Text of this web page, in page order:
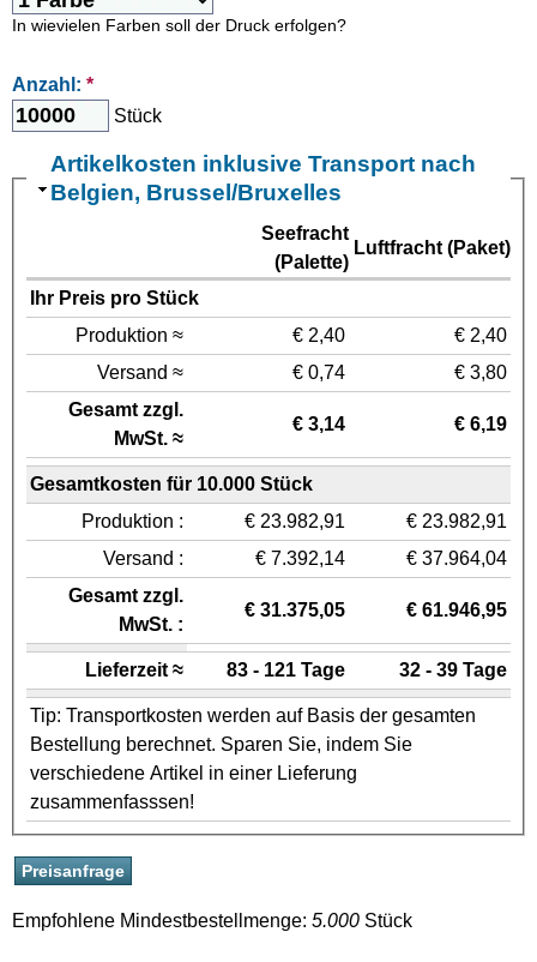
In wievielen Farben soll der Druck erfolgen?
Anzahl: *
Stück
Artikelkosten inklusive Transport nach
Belgien, Brussel/Bruxelles
Seefracht
(Palette)
Luftfracht (Paket)
Ihr Preis pro Stück
Produktion ≈
€ 2,40
€ 2,40
Versand ≈
€ 0,74
€ 3,80
Gesamt zzgl.
MwSt. ≈
€ 3,14 € 6,19
Gesamtkosten für 10.000 Stück
Produktion :
€ 23.982,91
€ 23.982,91
Versand :
€ 7.392,14
€ 37.964,04
Gesamt zzgl.
MwSt. :
€ 31.375,05 € 61.946,95
Lieferzeit ≈ 83 - 121 Tage 32 - 39 Tage
Tip: Transportkosten werden auf Basis der gesamten
Bestellung berechnet. Sparen Sie, indem Sie
verschiedene Artikel in einer Lieferung
zusammenfasssen!
Empfohlene Mindestbestellmenge: 5.000 Stück